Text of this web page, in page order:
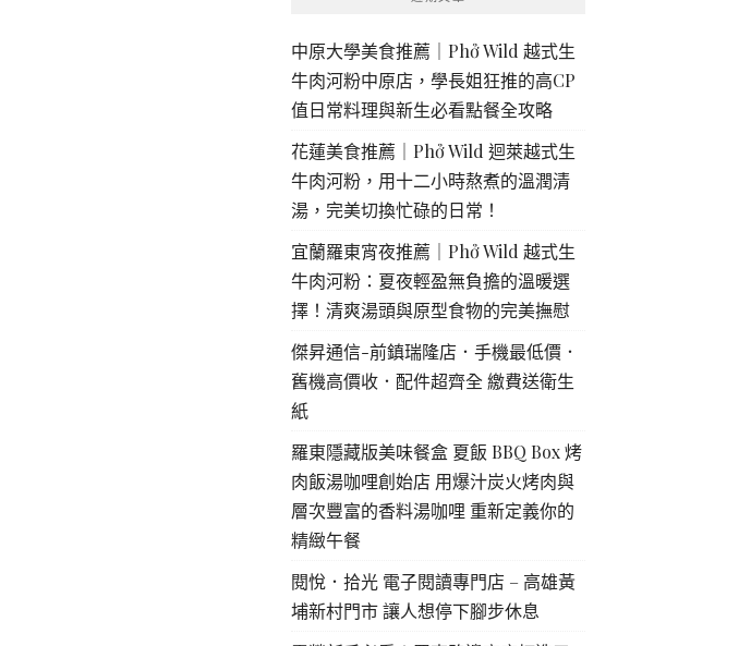
中原大學美食推薦｜Phở Wild 越式生
牛肉河粉中原店，學長姐狂推的高CP
值日常料理與新生必看點餐全攻略
花蓮美食推薦｜Phở Wild 迴萊越式生
牛肉河粉，用十二小時熬煮的溫潤清
湯，完美切換忙碌的日常！
宜蘭羅東宵夜推薦｜Phở Wild 越式生
牛肉河粉：夏夜輕盈無負擔的溫暖選
擇！清爽湯頭與原型食物的完美撫慰
傑昇通信-前鎮瑞隆店．手機最低價．
舊機高價收．配件超齊全 繳費送衛生
紙
羅東隱藏版美味餐盒 夏飯 BBQ Box 烤
肉飯湯咖哩創始店 用爆汁炭火烤肉與
層次豐富的香料湯咖哩 重新定義你的
精緻午餐
閱悅．拾光 電子閱讀專門店 – 高雄黃
埔新村門市 讓人想停下腳步休息